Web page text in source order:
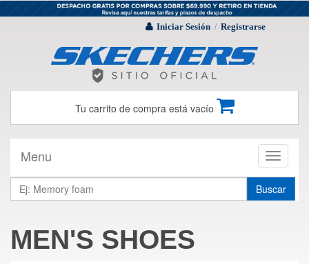
Iniciar Sesión / Registrarse
Tu carrito de compra está vacío
Toggle
Menu
Buscar
MEN'S SHOES